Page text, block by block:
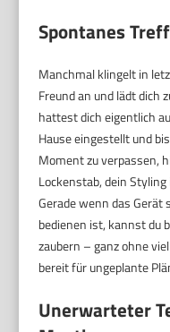
Spontanes
Manchmal klingelt in
Freund an und lädt dich
hattest dich eigentlich
Hause eingestellt und
Moment zu verpassen,
Lockenstab, dein
Gerade wenn das
bedienen ist, kannst du
zaubern – ganz ohne
bereit für ungeplante
Unerwarteter